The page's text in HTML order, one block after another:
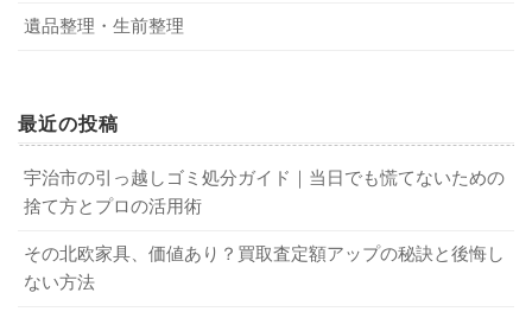
回収を行います。ほかの家庭ゴミと一緒に集積所へ出して
法は、以下の3つがあります。
販売店に引き取りを依頼する
自分でメーカーの指定引取場所に持ち込む
品回収の実績があるということは、それだけ多くの人から
サービス内容が充実しているか
不用品回収業者の中には、不用品の回収だけ行っていると
ころから、ほかのサービスまで提供しているところなどさ
まざまな種類があります。できるだけサービスが充実して
か？
可能性が高いでしょう。しかし、冷蔵庫や洗濯機などの大
ります。また、エレベーターの有無や搬出経路によっても
高額になる可能性があるため、事前に見積書を確認するこ
とが大切です。
遺品整理・生前整理
最近の投稿
宇治市の引っ越しゴミ処分ガイド｜当日でも慌てないための
捨て方とプロの活用術
その北欧家具、価値あり？買取査定額アップの秘訣と後悔し
ない方法